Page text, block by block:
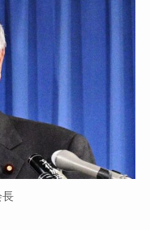
長